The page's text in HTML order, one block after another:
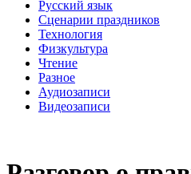
Русский язык
Сценарии праздников
Технология
Физкультура
Чтение
Разное
Аудиозаписи
Видеозаписи